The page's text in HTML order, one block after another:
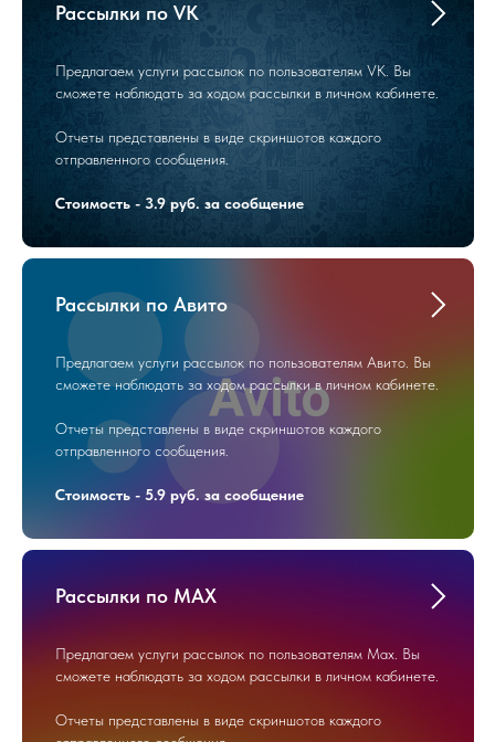
Рассылки по VK
Предлагаем услуги рассылок по пользователям VK. Вы
сможете наблюдать за ходом рассылки в личном кабинете.
Отчеты представлены в виде скриншотов каждого
отправленного сообщения.
Стоимость - 3.9 руб. за сообщение
Рассылки по Авито
Предлагаем услуги рассылок по пользователям Авито. Вы
сможете наблюдать за ходом рассылки в личном кабинете.
Отчеты представлены в виде скриншотов каждого
отправленного сообщения.
Стоимость - 5.9 руб. за сообщение
Рассылки по MAX
Предлагаем услуги рассылок по пользователям Max. Вы
сможете наблюдать за ходом рассылки в личном кабинете.
Отчеты представлены в виде скриншотов каждого